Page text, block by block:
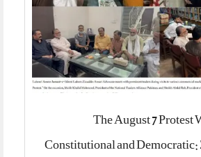
The August 7 Protest
Constitutional and